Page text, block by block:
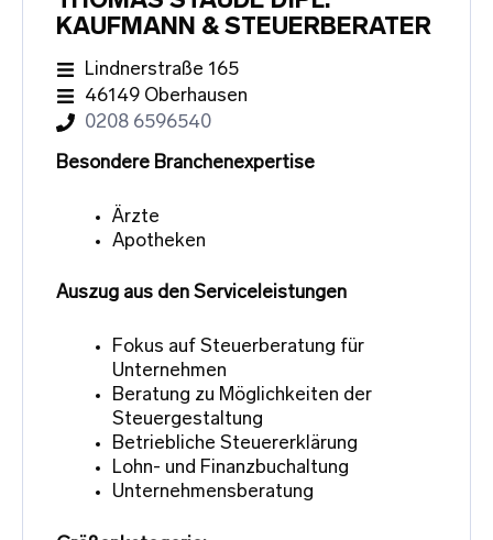
KAUFMANN & STEUERBERATER
Lindnerstraße 165
46149 Oberhausen
0208 6596540
Besondere Branchenexpertise
Ärzte
Apotheken
Auszug aus den Serviceleistungen
Fokus auf Steuerberatung für
Unternehmen
Beratung zu Möglichkeiten der
Steuergestaltung
Betriebliche Steuererklärung
Lohn- und Finanzbuchaltung
Unternehmensberatung